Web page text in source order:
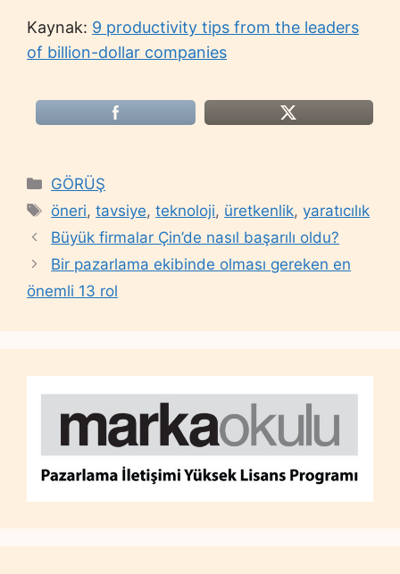
Kaynak: 9 productivity tips from the leaders
of billion-dollar companies
Categories
GÖRÜŞ
Tags
öneri,tavsiye,teknoloji, üretkenlik,yaratıcılık
Büyük firmalar Çin’de nasıl başarılı oldu?
Bir pazarlama ekibinde olması gereken en
önemli 13 rol